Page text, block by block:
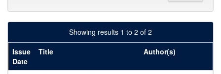
Showing results 1 to 2 of 2
Issue
Date
Title Author(s)